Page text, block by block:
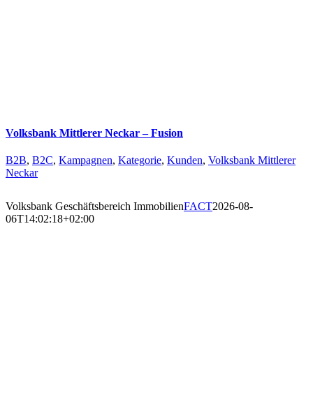
Volksbank Mittlerer Neckar – Fusion
B2B, B2C, Kampagnen, Kategorie, Kunden, Volksbank Mittlerer
Neckar
Volksbank Geschäftsbereich ImmobilienFACT2026-08-
06T14:02:18+02:00